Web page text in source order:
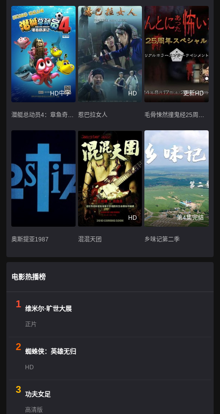
HD中字
潜艇总动员4：章鱼奇遇记
HD
惹巴拉女人
更新HD
毛骨悚然撞鬼经25周年特别篇
奥斯提亚1987
HD
混混天团
第4集完结
乡味记第二季
电影热播榜
1 维米尔·旷世大展
正片
2 蜘蛛侠：英雄无归
HD
3 功夫女足
高清版